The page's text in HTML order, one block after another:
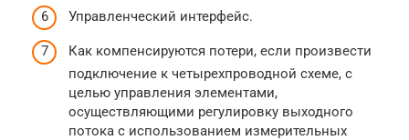
Управленческий интерфейс.
Как компенсируются потери, если произвести
подключение к четырехпроводной схеме, с
целью управления элементами,
осуществляющими регулировку выходного
потока с использованием измерительных